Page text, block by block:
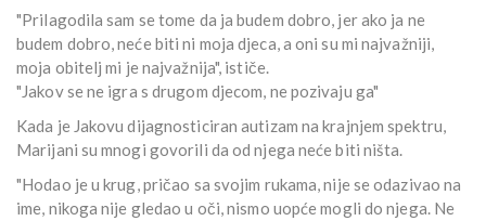
"Prilagodila sam se tome da ja budem dobro, jer ako ja ne
budem dobro, neće biti ni moja djeca, a oni su mi najvažniji,
moja obitelj mi je najvažnija", ističe.
"Jakov se ne igra s drugom djecom, ne pozivaju ga"
Kada je Jakovu dijagnosticiran autizam na krajnjem spektru,
Marijani su mnogi govorili da od njega neće biti ništa.
"Hodao je u krug, pričao sa svojim rukama, nije se odazivao na
ime, nikoga nije gledao u oči, nismo uopće mogli do njega. Ne